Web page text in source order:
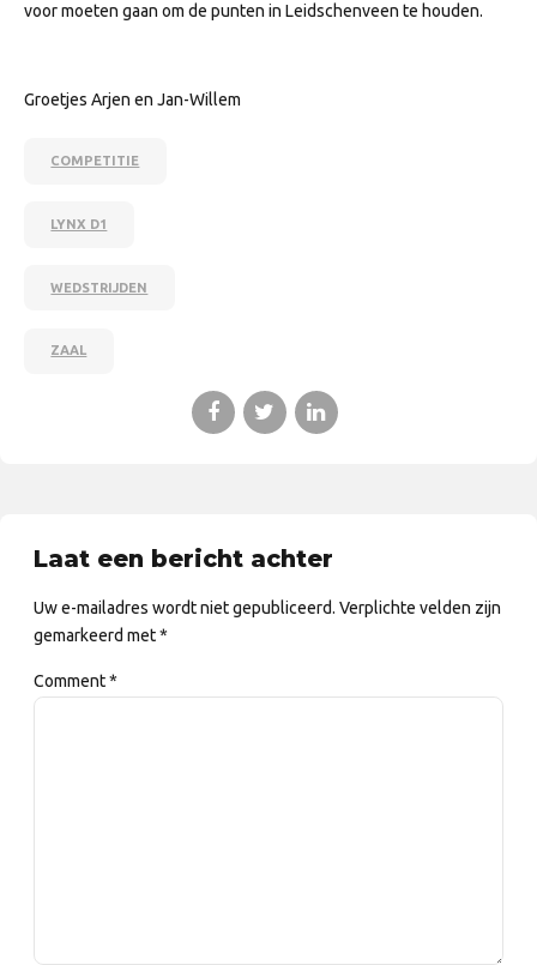
voor moeten gaan om de punten in Leidschenveen te houden.
Groetjes Arjen en Jan-Willem
COMPETITIE
LYNX D1
WEDSTRIJDEN
ZAAL
Laat een bericht achter
Uw e-mailadres wordt niet gepubliceerd. Verplichte velden zijn
gemarkeerd met *
Comment*